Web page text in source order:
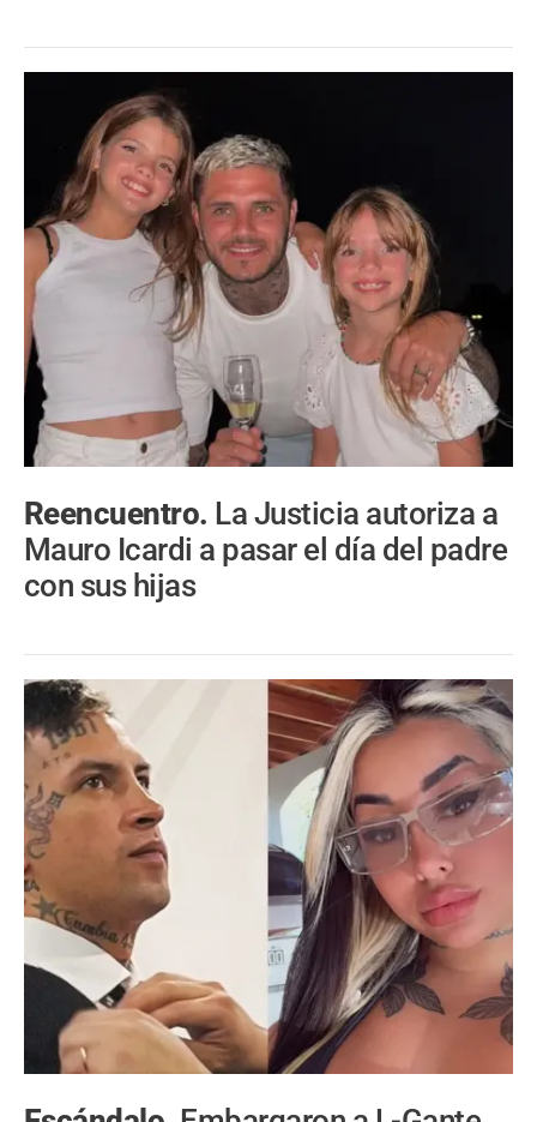
Reencuentro. La Justicia autoriza a
Mauro Icardi a pasar el día del padre
con sus hijas